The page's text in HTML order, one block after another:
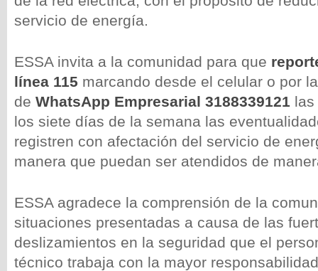
servicio de energía.
ESSA invita a la comunidad para que
línea 115 marcando desde el celular o por
de WhatsApp Empresarial 3188339121
los siete días de la semana las
registren con afectación del servicio de
manera que puedan ser atendidos de
ESSA agradece la comprensión de la
situaciones presentadas a causa de las
deslizamientos en la seguridad que el
técnico trabaja con la mayor